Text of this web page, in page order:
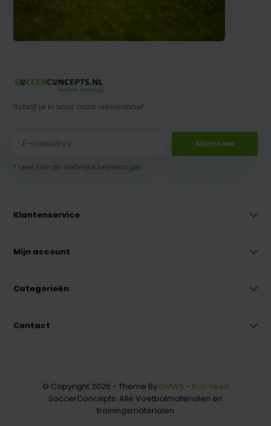
Schrijf je in voor onze nieuwsbrief
Abonneer
* Lees hier de wettelijke beperkingen
Klantenservice
Mijn account
Categorieën
Contact
© Copyright 2026 - Theme By DMWS - RSS-feed
SoccerConcepts: Alle Voetbalmaterialen en
trainingsmaterialen